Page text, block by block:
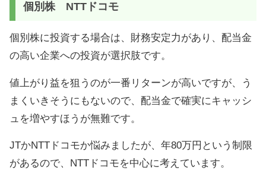
個別株 NTTドコモ
個別株に投資する場合は、財務安定力があり、配当金
の高い企業への投資が選択肢です。
値上がり益を狙うのが一番リターンが高いですが、う
まくいきそうにもないので、配当金で確実にキャッシ
ュを増やすほうが無難です。
JTかNTTドコモか悩みましたが、年80万円という制限
があるので、NTTドコモを中心に考えています。